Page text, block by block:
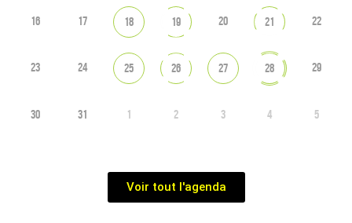
16 17 18 19 20 21 22
23 24 25 26 27 28 29
30 31 1 2 3 4 5
Voir tout l'agenda